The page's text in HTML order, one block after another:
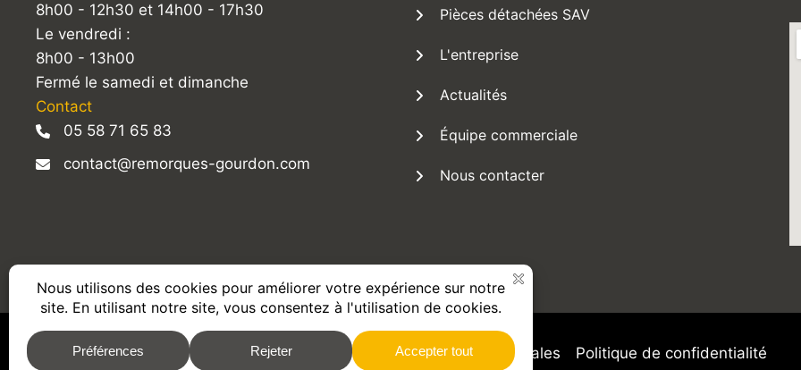
8h00 - 12h30 et 14h00 - 17h30
Le vendredi :
8h00 - 13h00
Fermé le samedi et dimanche
Contact
05 58 71 65 83
contact@remorques-gourdon.com
Pièces détachées SAV
L'entreprise
Actualités
Équipe commerciale
Nous contacter
2026 © REMORQUES GOURDON Mentions Légales Politique de confidentialité